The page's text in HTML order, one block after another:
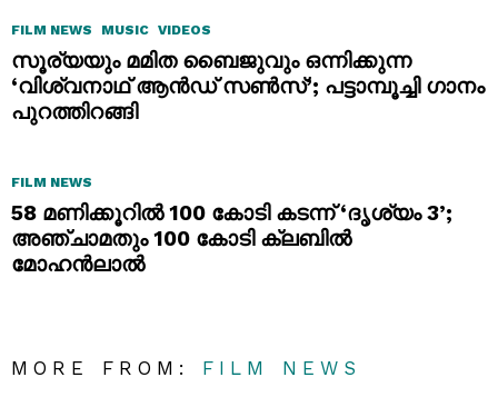
FILM NEWS MUSIC VIDEOS
സൂര്യയും മമിത ബൈജുവും ഒന്നിക്കുന്ന
‘വിശ്വനാഥ് ആൻഡ് സൺസ്’; പട്ടാമ്പൂച്ചി ഗാനം
പുറത്തിറങ്ങി
FILM NEWS
58 മണിക്കൂറിൽ 100 കോടി കടന്ന് ‘ദൃശ്യം 3’;
അഞ്ചാമതും 100 കോടി ക്ലബിൽ
മോഹൻലാൽ
MORE FROM: FILM NEWS